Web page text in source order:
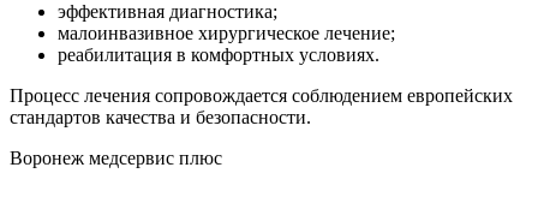
эффективная диагностика;
малоинвазивное хирургическое лечение;
реабилитация в комфортных условиях.
Процесс лечения сопровождается соблюдением европейских
стандартов качества и безопасности.
Воронеж медсервис плюс